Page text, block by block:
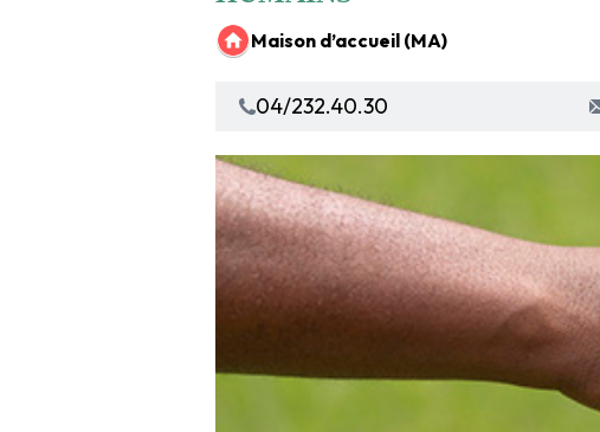
Maison d’accueil (MA)
04/232.40.30